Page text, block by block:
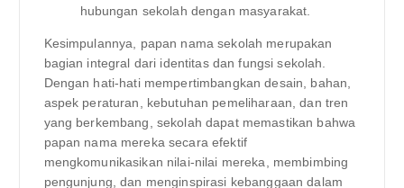
hubungan sekolah dengan masyarakat.
Kesimpulannya, papan nama sekolah merupakan
bagian integral dari identitas dan fungsi sekolah.
Dengan hati-hati mempertimbangkan desain, bahan,
aspek peraturan, kebutuhan pemeliharaan, dan tren
yang berkembang, sekolah dapat memastikan bahwa
papan nama mereka secara efektif
mengkomunikasikan nilai-nilai mereka, membimbing
pengunjung, dan menginspirasi kebanggaan dalam